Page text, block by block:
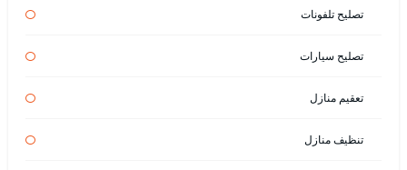
تصليح تلفونات
تصليح سيارات
تعقيم منازل
تنظيف منازل